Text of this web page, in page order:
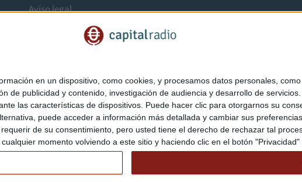
en un dispositivo, como cookies, y procesamos datos personales,
de publicidad y contenido, investigación de audiencia y desarrollo de servicios.
las características de dispositivos. Puede hacer clic para otorgarnos su
puede acceder a información más detallada y cambiar sus
de su consentimiento, pero usted tiene el derecho de rechazar tal
momento volviendo a este sitio y haciendo clic en el botón
Aviso legal